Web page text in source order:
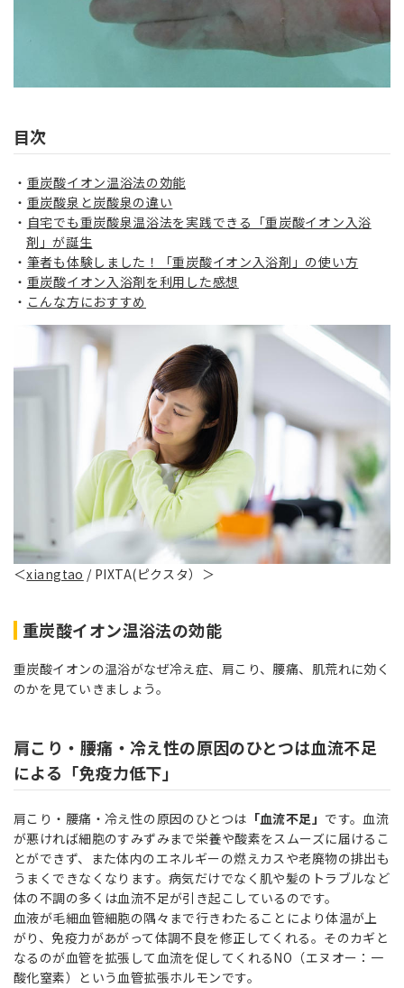
目次
重炭酸イオン温浴法の効能
重炭酸泉と炭酸泉の違い
自宅でも重炭酸泉温浴法を実践できる「重炭酸イオン入浴
剤」が誕生
筆者も体験しました！「重炭酸イオン入浴剤」の使い方
重炭酸イオン入浴剤を利用した感想
こんな方におすすめ
＜xiangtao / PIXTA(ピクスタ）＞
重炭酸イオン温浴法の効能
重炭酸イオンの温浴がなぜ冷え症、肩こり、腰痛、肌荒れに効く
のかを見ていきましょう。
肩こり・腰痛・冷え性の原因のひとつは血流不足
による「免疫力低下」
肩こり・腰痛・冷え性の原因のひとつは 「血流不足」 です。血流
が悪ければ細胞のすみずみまで栄養や酸素をスムーズに届けるこ
とができず、また体内のエネルギーの燃えカスや老廃物の排出も
うまくできなくなります。病気だけでなく肌や髪のトラブルなど
体の不調の多くは血流不足が引き起こしているのです。
血液が毛細血管細胞の隅々まで行きわたることにより体温が上
がり、免疫力があがって体調不良を修正してくれる。そのカギと
なるのが血管を拡張して血流を促してくれるNO（エヌオー：一
酸化窒素）という血管拡張ホルモンです。